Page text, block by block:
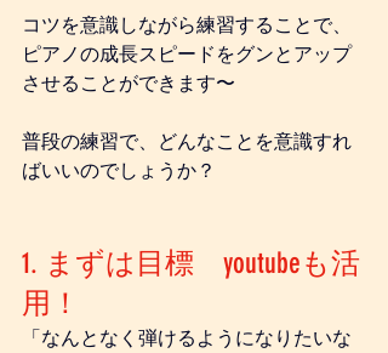
コツを意識しながら練習することで、
ピアノの成長スピードをグンとアップ
させることができます〜
普段の練習で、どんなことを意識すれ
ばいいのでしょうか？
1. まずは目標　youtubeも活
用！
「なんとなく弾けるようになりたいな